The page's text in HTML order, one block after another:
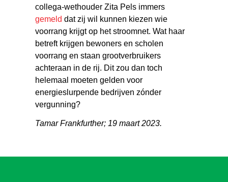
collega-wethouder Zita Pels immers
gemeld dat zij wil kunnen kiezen wie
voorrang krijgt op het stroomnet. Wat haar
betreft krijgen bewoners en scholen
voorrang en staan grootverbruikers
achteraan in de rij. Dit zou dan toch
helemaal moeten gelden voor
energieslurpende bedrijven zónder
vergunning?
Tamar Frankfurther; 19 maart 2023.